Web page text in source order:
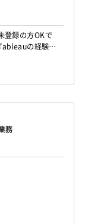
登録の方OKで
の経験者
発 ・Snowflak
務